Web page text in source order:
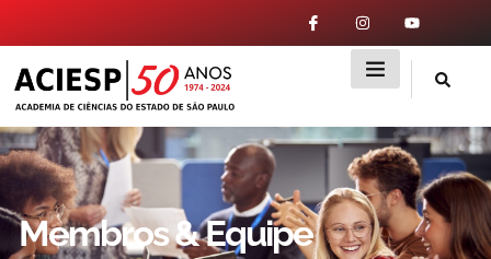
Membros & Equipe